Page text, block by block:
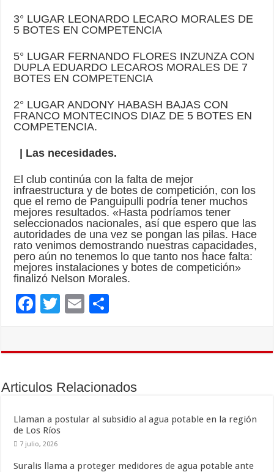
3° LUGAR LEONARDO LECARO MORALES DE
5 BOTES EN COMPETENCIA
5° LUGAR FERNANDO FLORES INZUNZA CON
DUPLA EDUARDO LECAROS MORALES DE 7
BOTES EN COMPETENCIA
2° LUGAR ANDONY HABASH BAJAS CON
FRANCO MONTECINOS DIAZ DE 5 BOTES EN
COMPETENCIA.
| Las necesidades.
El club continúa con la falta de mejor
infraestructura y de botes de competición, con los
que el remo de Panguipulli podría tener muchos
mejores resultados. «Hasta podríamos tener
seleccionados nacionales, así que espero que las
autoridades de una vez se pongan las pilas. Hace
rato venimos demostrando nuestras capacidades,
pero aún no tenemos lo que tanto nos hace falta:
mejores instalaciones y botes de competición»
finalizó Nelson Morales.
F
o
k
T
E
ar
r
Articulos Relacionados
Llaman a postular al subsidio al agua potable en la región
de Los Ríos
7 julio, 2026
Suralis llama a proteger medidores de agua potable ante